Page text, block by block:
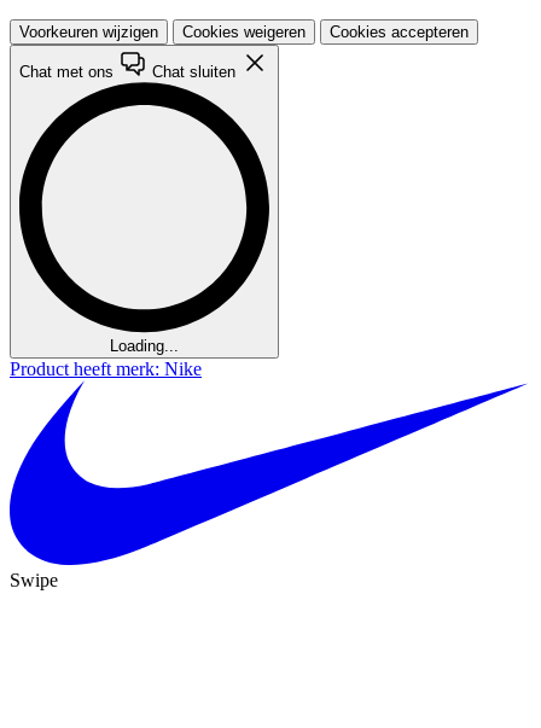
Voorkeuren wijzigen Cookies weigeren Cookies accepteren
Chat met ons Chat sluiten
Loading...
Product heeft merk: Nike
Swipe